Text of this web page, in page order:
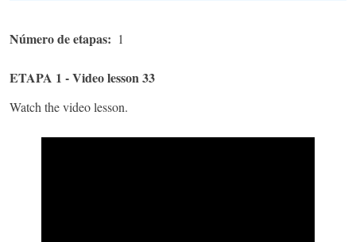
Número de etapas 1
ETAPA 1 - Video lesson 33
Watch the video lesson.